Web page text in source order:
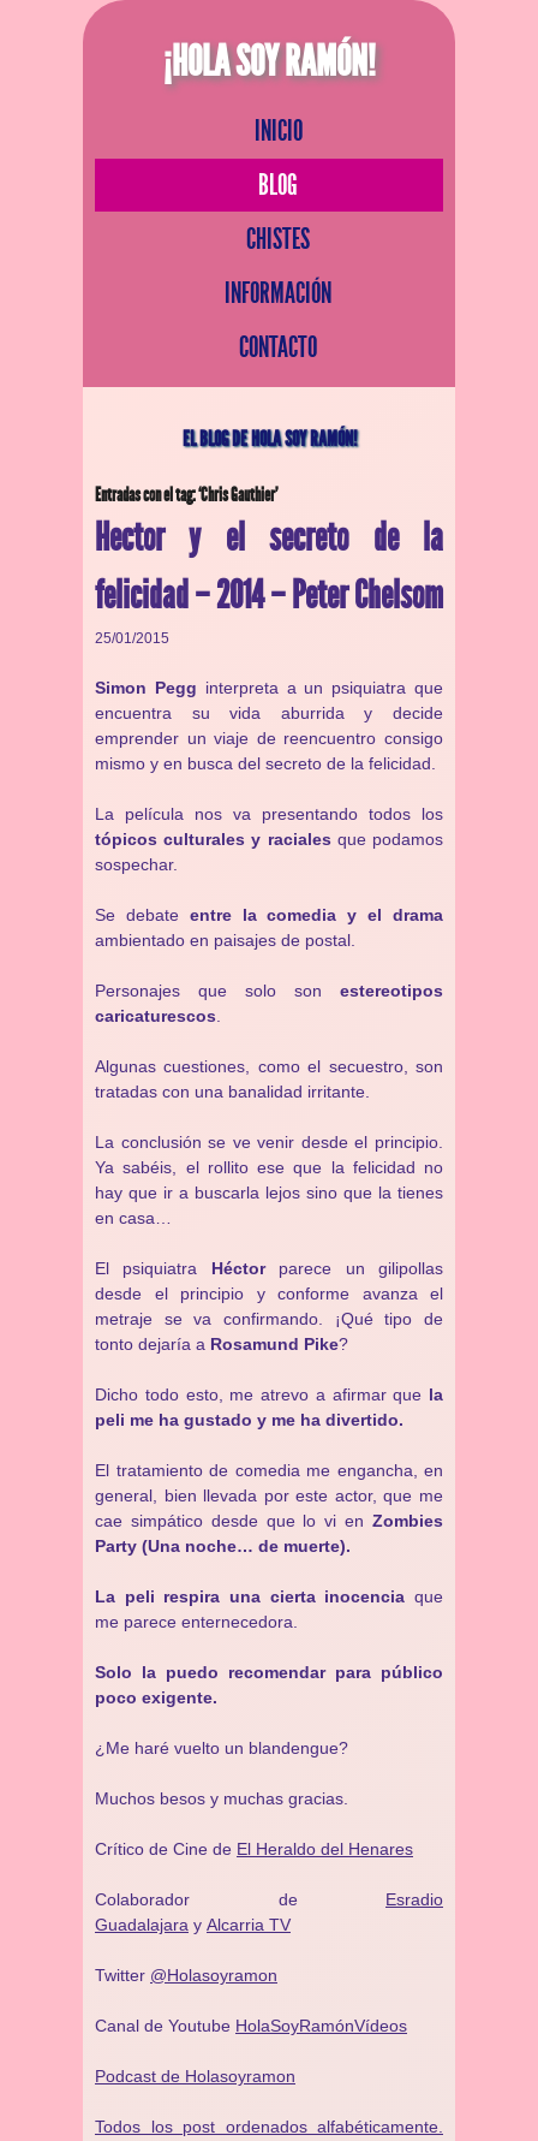
¡HOLA SOY RAMÓN!
INICIO
BLOG
CHISTES
INFORMACIÓN
CONTACTO
EL BLOG DE HOLA SOY RAMÓN!
Entradas con el tag: ‘Chris Gauthier’
Hector y el secreto de la
felicidad – 2014 – Peter Chelsom
25/01/2015
Simon Pegg interpreta a un psiquiatra que
encuentra su vida aburrida y decide
emprender un viaje de reencuentro consigo
mismo y en busca del secreto de la felicidad.
La película nos va presentando todos los
tópicos culturales y raciales que podamos
sospechar.
Se debate entre la comedia y el drama
ambientado en paisajes de postal.
Personajes que solo son estereotipos
caricaturescos
Algunas cuestiones, como el secuestro, son
tratadas con una banalidad irritante.
La conclusión se ve venir desde el principio.
Ya sabéis, el rollito ese que la felicidad no
hay que ir a buscarla lejos sino que la tienes
en casa…
El psiquiatra Héctorparece un gilipollas
desde el principio y conforme avanza el
metraje se va confirmando. ¡Qué tipo de
tonto dejaría a Rosamund Pike?
Dicho todo esto, me atrevo a afirmar que la
peli me ha gustado y me ha divertido.
El tratamiento de comedia me engancha, en
general, bien llevada por este actor, que me
cae simpático desde que lo vi en Zombies
Party (Una noche… de muerte).
La peli respira una cierta inocencia que
me parece enternecedora.
Solo la puedo recomendar para público
poco exigente.
¿Me haré vuelto un blandengue?
Muchos besos y muchas gracias.
Crítico de Cine de El Heraldo del Henares
Colaborador de Esradio
Guadalajara y Alcarria TV
Twitter @Holasoyramon
Canal de Youtube HolaSoyRamónVídeos
Podcast de Holasoyramon
Todos los post ordenados alfabéticamente.